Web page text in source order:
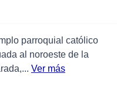
parroquial católico
al noroeste de la
Ver más